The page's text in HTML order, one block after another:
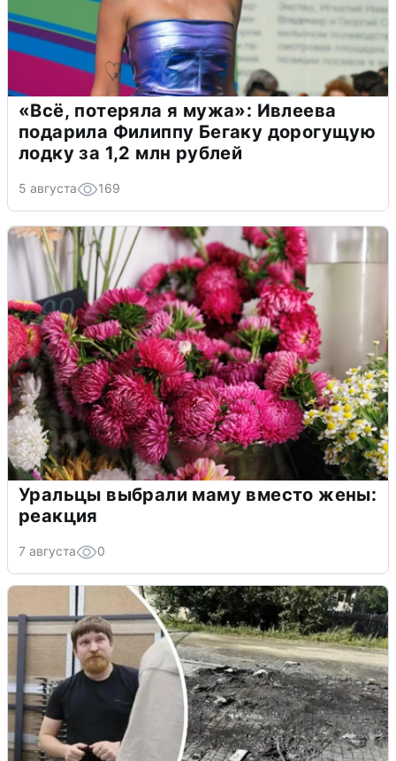
«Всё, потеряла я мужа»: Ивлеева
подарила Филиппу Бегаку дорогущую
лодку за 1,2 млн рублей
5 августа 169
Уральцы выбрали маму вместо жены:
реакция
7 августа 0